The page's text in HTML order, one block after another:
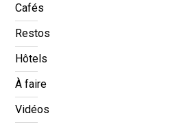
Cafés
Restos
Hôtels
À faire
Vidéos